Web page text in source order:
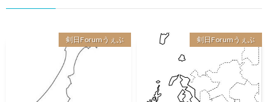
剣日Forumうぇぶ 剣日Forumうぇぶ